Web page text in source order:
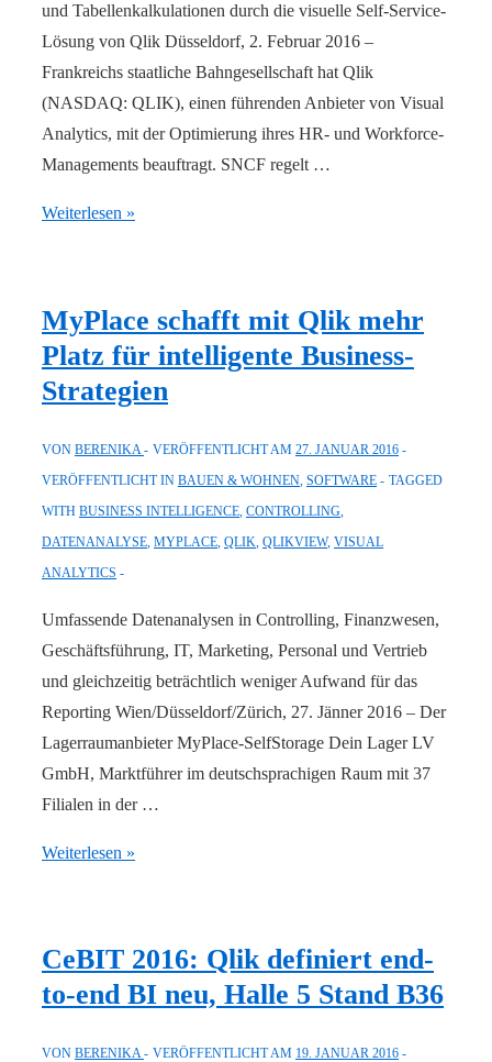
und Tabellenkalkulationen durch die visuelle Self-Service-
Lösung von Qlik Düsseldorf, 2. Februar 2016 –
Frankreichs staatliche Bahngesellschaft hat Qlik
(NASDAQ: QLIK), einen führenden Anbieter von Visual
Analytics, mit der Optimierung ihres HR- und Workforce-
Managements beauftragt. SNCF regelt …
Frankreichs
sich
für
HR-
mit
Qlik
Weiterlesen »
MyPlace schafft mit Qlik mehr
Platz für intelligente Business-
Strategien
VON BERENIKA VERÖFFENTLICHT AM 27. JANUAR 2016
VERÖFFENTLICHT IN BAUEN & WOHNEN SOFTWARE
TAGGED
WITH BUSINESS INTELLIGENCE CONTROLLING
DATENANALYSE MYPLACE QLIK QLIKVIEW, VISUAL
ANALYTICS
Umfassende Datenanalysen in Controlling, Finanzwesen,
Geschäftsführung, IT, Marketing, Personal und Vertrieb
und gleichzeitig beträchtlich weniger Aufwand für das
Reporting Wien/Düsseldorf/Zürich, 27. Jänner 2016 – Der
Lagerraumanbieter MyPlace-SelfStorage Dein Lager LV
GmbH, Marktführer im deutschsprachigen Raum mit 37
Filialen in der …
MyPlace
mehr
Platz
Weiterlesen »
CeBIT 2016: Qlik definiert end-
to-end BI neu, Halle 5 Stand B36
VON BERENIKA VERÖFFENTLICHT AM 19. JANUAR 2016